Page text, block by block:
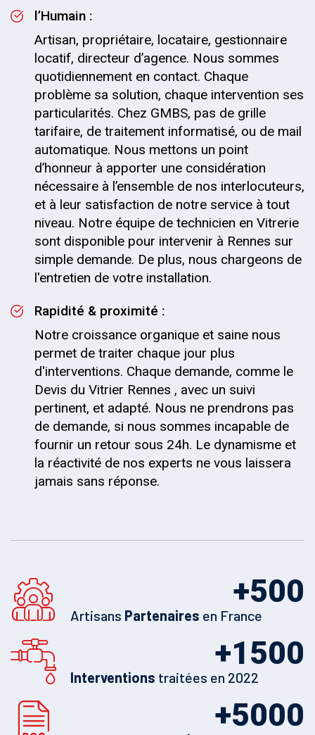
l’Humain :
Artisan, propriétaire, locataire, gestionnaire
locatif, directeur d’agence. Nous sommes
quotidiennement en contact. Chaque
problème sa solution, chaque intervention ses
particularités. Chez GMBS, pas de grille
tarifaire, de traitement informatisé, ou de mail
automatique. Nous mettons un point
d’honneur à apporter une considération
nécessaire à l’ensemble de nos interlocuteurs,
et à leur satisfaction de notre service à tout
niveau. Notre équipe de technicien en Vitrerie
sont disponible pour intervenir à Rennes sur
simple demande. De plus, nous chargeons de
l'entretien de votre installation.
Rapidité & proximité :
Notre croissance organique et saine nous
permet de traiter chaque jour plus
d'interventions. Chaque demande, comme le
Devis du Vitrier Rennes , avec un suivi
pertinent, et adapté. Nous ne prendrons pas
de demande, si nous sommes incapable de
fournir un retour sous 24h. Le dynamisme et
la réactivité de nos experts ne vous laissera
jamais sans réponse.
500
+
Artisans Partenaires en France
1500
+
Interventions traitées en 2022
5000
+